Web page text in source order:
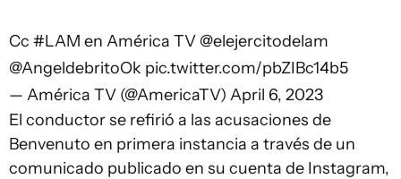
Cc #LAM en América TV @elejercitodelam
@AngeldebritoOk pic.twitter.com/pbZIBc14b5
— América TV (@AmericaTV) April 6, 2023
El conductor se refirió a las acusaciones de
Benvenuto en primera instancia a través de un
comunicado publicado en su cuenta de Instagram,